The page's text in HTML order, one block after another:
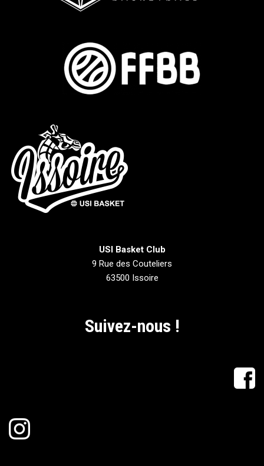
USI Basket Club
9 Rue des Couteliers
63500 Issoire
Suivez-nous !